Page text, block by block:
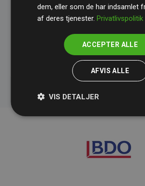
initiativet Websites, der støtter
dem, eller som de har indsamlet
af deres tjenester.Privatlivspolitik
ACCEPTER ALLE
AFVIS ALLE
VIS DETALJER